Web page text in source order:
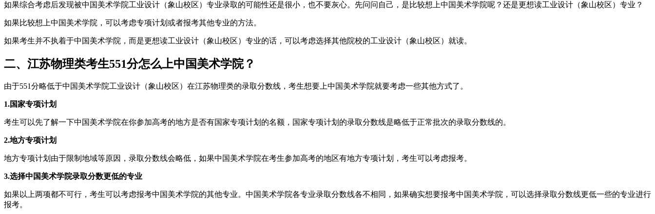
如果综合考虑后发现被中国美术学院工业设计（象山校区）专业录取的可能性还是很小，也不要灰心。先问问自己，是比较想上中国美术学院呢？还是更想读工业设计（象山校区）专业？
如果比较想上中国美术学院，可以考虑专项计划或者报考其他专业的方法。
如果考生并不执着于中国美术学院，而是更想读工业设计（象山校区）专业的话，可以考虑选择其他院校的工业设计（象山校区）就读。
二、江苏物理类考生551分怎么上中国美术学院？
由于551分略低于中国美术学院工业设计（象山校区）在江苏物理类的录取分数线，考生想要上中国美术学院就要考虑一些其他方式了。
1.国家专项计划
考生可以先了解一下中国美术学院在你参加高考的地方是否有国家专项计划的名额，国家专项计划的录取分数线是略低于正常批次的录取分数线的。
2.地方专项计划
地方专项计划由于限制地域等原因，录取分数线会略低，如果中国美术学院在考生参加高考的地区有地方专项计划，考生可以考虑报考。
3.选择中国美术学院录取分数更低的专业
如果以上两项都不可行，考生可以考虑报考中国美术学院的其他专业。中国美术学院各专业录取分数线各不相同，如果确实想要报考中国美术学院，可以选择录取分数线更低一些的专业进行
报考。